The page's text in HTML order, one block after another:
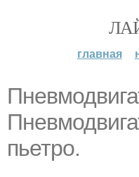
главная
пьетро.